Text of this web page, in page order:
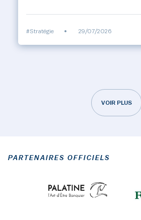
#Stratégie • 29/07/2026
VOIR PLUS
PARTENAIRES OFFICIELS